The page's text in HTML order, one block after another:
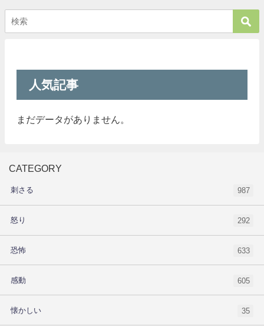
人気記事
まだデータがありません。
CATEGORY
刺さる 987
怒り 292
恐怖 633
感動 605
懐かしい 35